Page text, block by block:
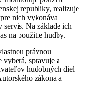
republiky, realizuje
nich vykonáva
servis. Na základe ich
na použitie hudby.
právnou
vyberá, spravuje a
hudobných diel
zákona a